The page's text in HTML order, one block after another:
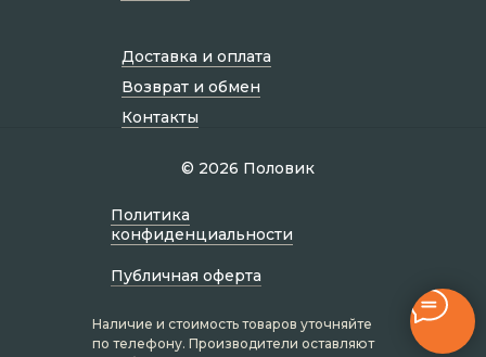
Доставка и оплата
Возврат и обмен
Контакты
© 2026 Половик
Наличие и стоимость товаров уточняйте
по телефону. Производители оставляют
Политик а
конфиденциальности
Публичная оферта